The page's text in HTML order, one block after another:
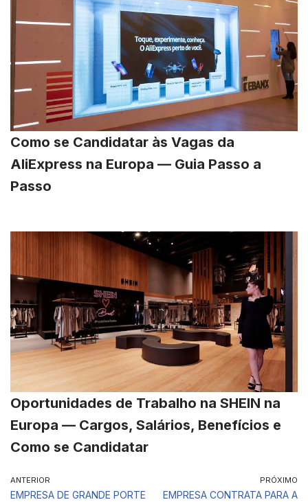
Como se Candidatar às Vagas da
AliExpress na Europa — Guia Passo a
Passo
Oportunidades de Trabalho na SHEIN na
Europa — Cargos, Salários, Benefícios e
Como se Candidatar
ANTERIOR
EMPRESA DE GRANDE PORTE
PRÓXIMO
EMPRESA CONTRATA PARA A